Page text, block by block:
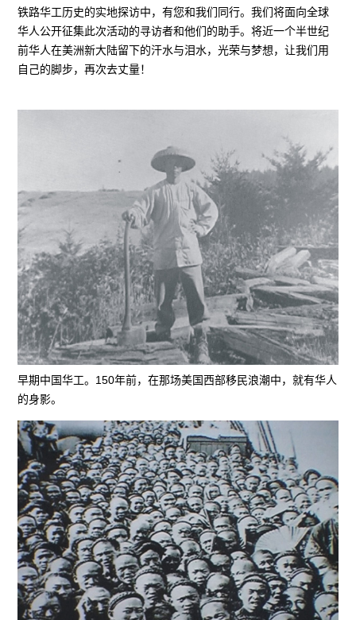
铁路华工历史的实地探访中，有您和我们同行。我们将面向全球
华人公开征集此次活动的寻访者和他们的助手。将近一个半世纪
前华人在美洲新大陆留下的汗水与泪水，光荣与梦想，让我们用
自己的脚步，再次去丈量！
早期中国华工。150年前，在那场美国西部移民浪潮中，就有华人
的身影。